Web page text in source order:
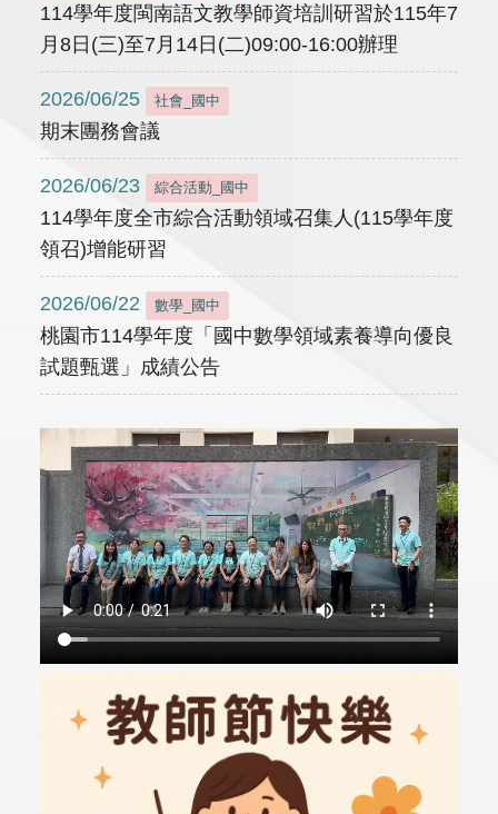
114學年度閩南語文教學師資培訓研習於115年7
月8日(三)至7月14日(二)09:00-16:00辦理
2026/06/25 社會_國中
期末團務會議
2026/06/23 綜合活動_國中
114學年度全市綜合活動領域召集人(115學年度
領召)增能研習
2026/06/22 數學_國中
桃園市114學年度「國中數學領域素養導向優良
試題甄選」成績公告